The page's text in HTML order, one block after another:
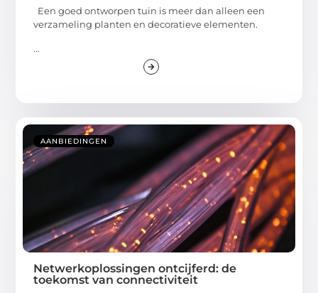
Een goed ontworpen tuin is meer dan alleen een
verzameling planten en decoratieve elementen.
...
AANBIEDINGEN
Netwerkoplossingen ontcijferd: de
toekomst van connectiviteit